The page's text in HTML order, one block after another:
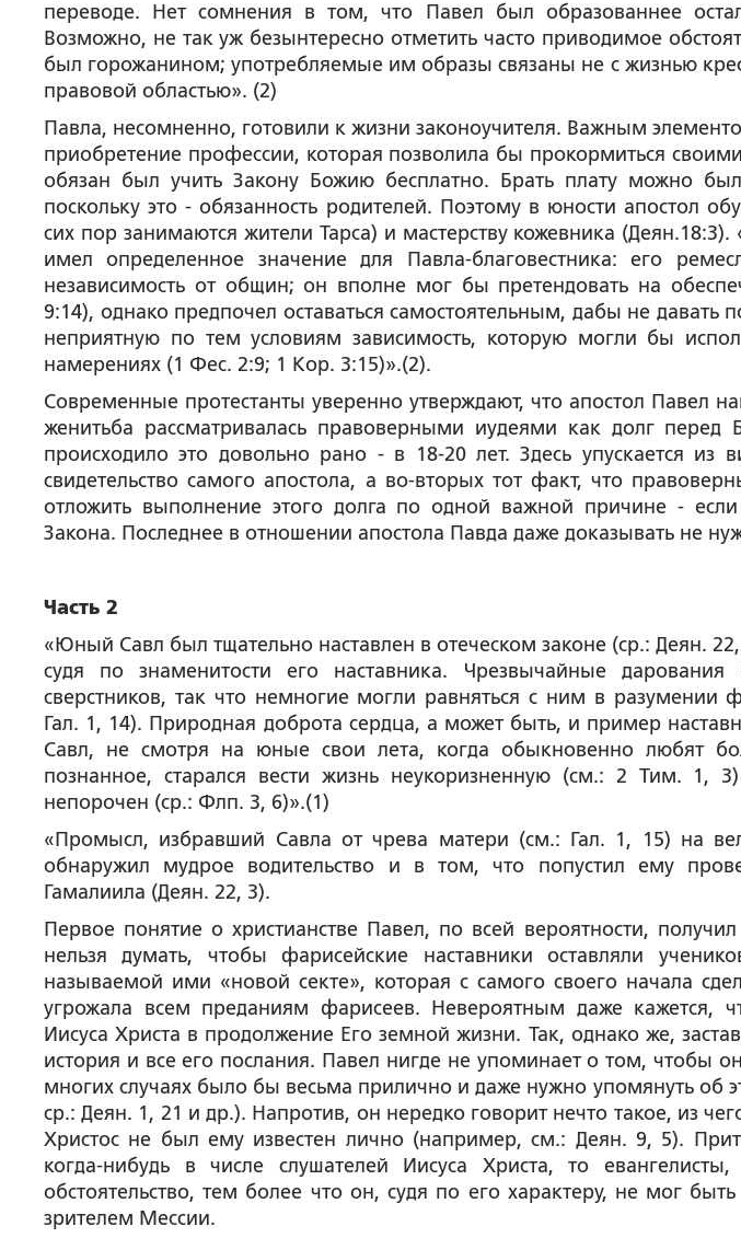
переводе. Нет сомнения в том, что Павел был образованнее
Возможно, не так уж безынтересно отметить часто приводимое
был горожанином; употребляемые им образы связаны не с жизнью
правовой областью». (2)
Павла, несомненно, готовили к жизни законоучителя. Важным
приобретение профессии, которая позволила бы прокормиться
обязан был учить Закону Божию бесплатно. Брать плату можно
поскольку это - обязанность родителей. Поэтому в юности апостол
сих пор занимаются жители Тарса) и мастерству кожевника
имел определенное значение для Павла-благовестника: его
независимость от общин; он вполне мог бы претендовать на
9:14), однако предпочел оставаться самостоятельным, дабы не давать
неприятную по тем условиям зависимость, которую могли бы
намерениях (1 Фес. 2:9; 1 Кор. 3:15)».(2).
Современные протестанты уверенно утверждают, что апостол Павел
женитьба рассматривалась правоверными иудеями как долг
происходило это довольно рано - в 18-20 лет. Здесь упускается из
свидетельство самого апостола, а во-вторых тот факт, что
отложить выполнение этого долга по одной важной причине -
Закона. Последнее в отношении апостола Павда даже доказывать не
Часть 2
«Юный Савл был тщательно наставлен в отеческом законе (ср.: Деян.
судя по знаменитости его наставника. Чрезвычайные
сверстников, так что немногие могли равняться с ним в разумении
Гал. 1, 14). Природная доброта сердца, а может быть, и пример
Савл, не смотря на юные свои лета, когда обыкновенно любят
познанное, старался вести жизнь неукоризненную (см.: 2 Тим. 1,
непорочен (ср.: Флп. 3, 6)».(1)
«Промысл, избравший Савла от чрева матери (см.: Гал. 1, 15) на
обнаружил мудрое водительство и в том, что попустил ему
Гамалиила (Деян. 22, 3).
Первое понятие о христианстве Павел, по всей вероятности,
нельзя думать, чтобы фарисейские наставники оставляли
называемой ими «новой секте», которая с самого своего начала
угрожала всем преданиям фарисеев. Невероятным даже кажется,
Иисуса Христа в продолжение Его земной жизни. Так, однако же,
история и все его послания. Павел нигде не упоминает о том, чтобы
многих случаях было бы весьма прилично и даже нужно упомянуть об
ср.: Деян. 1, 21 и др.). Напротив, он нередко говорит нечто такое, из
Христос не был ему известен лично (например, см.: Деян. 9, 5).
когда-нибудь в числе слушателей Иисуса Христа, то
обстоятельство, тем более что он, судя по его характеру, не мог
зрителем Мессии.